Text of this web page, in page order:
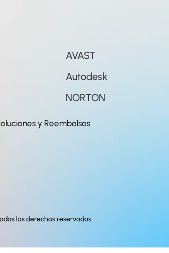
AVAST
Autodesk
NORTON
y Reembolsos
los derechos reservados.